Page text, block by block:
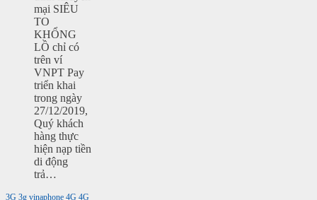
mại SIÊU
TO
KHỔNG
LỒ chỉ có
trên ví
VNPT Pay
triển khai
trong ngày
27/12/2019,
Quý khách
hàng thực
hiện nạp tiền
di động
trả…
3G 3g vinaphone 4G 4G